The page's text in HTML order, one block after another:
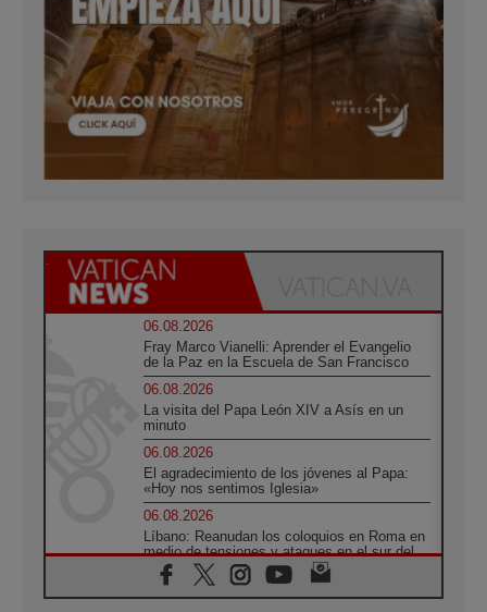
06.08.2026
Fray Marco Vianelli: Aprender el Evangelio
de la Paz en la Escuela de San Francisco
06.08.2026
La visita del Papa León XIV a Asís en un
minuto
06.08.2026
El agradecimiento de los jóvenes al Papa:
«Hoy nos sentimos Iglesia»
06.08.2026
Líbano: Reanudan los coloquios en Roma en
medio de tensiones y ataques en el sur del
país
06.08.2026